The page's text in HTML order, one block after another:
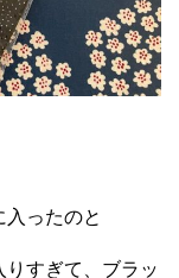
ったのと
すぎて、ブラッ